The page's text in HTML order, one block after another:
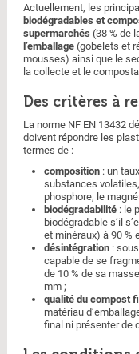
Actuellement, les
biodégradables et
supermarchés (38 % de
l’emballage(gobelets et
mousses) ainsi que le
la collecte et le
Des critères à
La norme NF EN 13432
doivent répondre les
termes de :
composition: un
substances
phosphore, le
biodégradabilité: le
biodégradable s’il
et minéraux) à 90 %
désintégration:
capable de se
de 10 % de sa
mm ;
qualité du compost
matériau
final ni présenter de